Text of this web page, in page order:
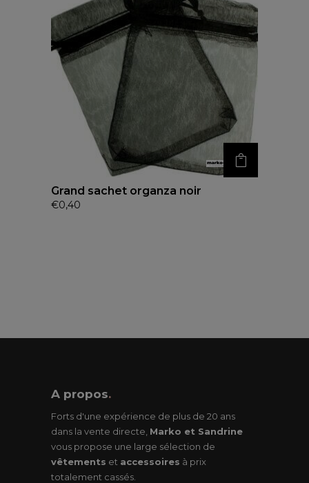
Grand sachet organza noir
€0,40
A propos.
Forts d'une expérience de plus de 20 ans
dans la vente directe, Marko et Sandrine
vous propose une large sélection de
vêtements et accessoires à prix
totalement cassés.